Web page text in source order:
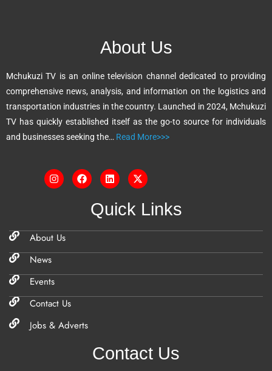
i
v
e
:
About Us
Mchukuzi TV is an online television channel dedicated to providing
comprehensive news, analysis, and information on the logistics and
transportation industries in the country. Launched in 2024, Mchukuzi
TV has quickly established itself as the go-to source for individuals
and businesses seeking the… Read More>>>
Quick Links
About Us
News
Events
Contact Us
Jobs & Adverts
Contact Us